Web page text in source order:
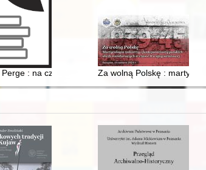
1595 : sprawy Jarosza Wołłowicza
: na czele podwójnego klasztoru w
Za wolną Polskę :